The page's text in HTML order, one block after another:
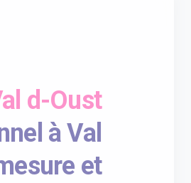
d-Oust
à Val
et